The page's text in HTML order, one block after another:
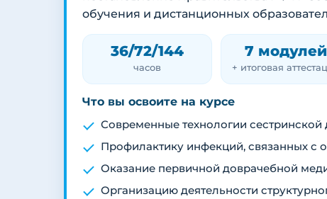
обучения и дистанционных
36/72/144
часов
7 модулей
+ итоговая
Что вы освоите на курсе
Современные технологии сестринской
Профилактику инфекций, связанных
Оказание первичной доврачебной
Организацию деятельности